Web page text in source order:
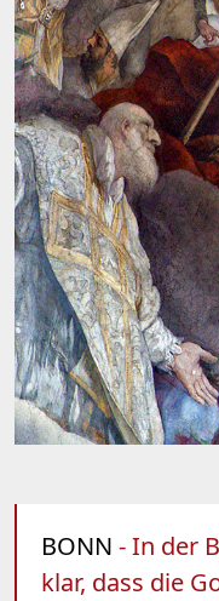
BONN - In der
klar, dass die